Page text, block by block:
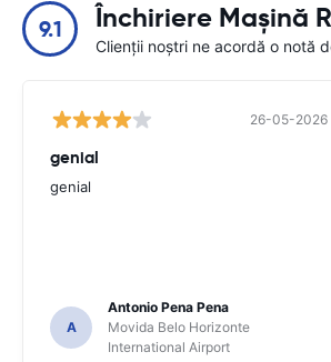
9.1 Închiriere Mașină
Clienții noștri ne acordă o notă
26-05-2026
genial
genial
A
Antonio Pena Pena
Movida Belo Horizonte
International Airport